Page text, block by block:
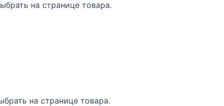
на странице товара.
на странице товара.